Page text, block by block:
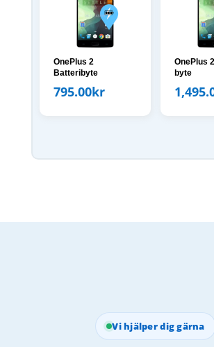
OnePlus 2
Batteribyte
795.00kr
OnePlus
byte
Vi hjälper dig gärna